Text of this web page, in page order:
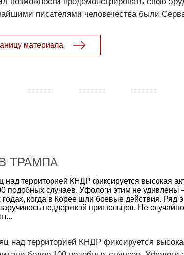
писателями человечества были
материала
ТРАМПА
над территорией КНДР фиксируется высокая
подобных случаев. Уфологи этим не удивлены
когда в Корее шли боевые действия. Ряд
поддержкой пришельцев. Не
над территорией КНДР фиксируется